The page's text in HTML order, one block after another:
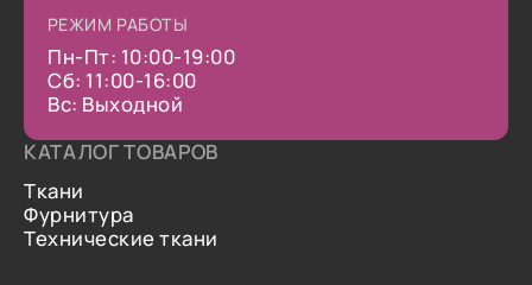
РЕЖИМ РАБОТЫ
Пн-Пт: 10:00-19:00
Сб: 11:00-16:00
Вс: Выходной
КАТАЛОГ ТОВАРОВ
Ткани
Фурнитура
Технические ткани